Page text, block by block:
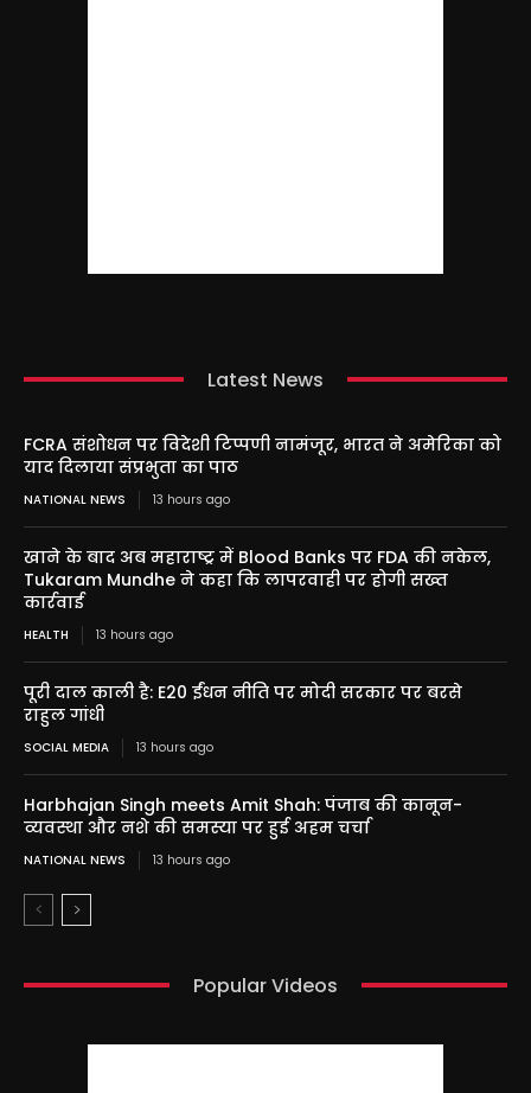
Latest News
FCRA संशोधन पर विदेशी टिप्पणी नामंजूर, भारत ने अमेरिका को
याद दिलाया संप्रभुता का पाठ
NATIONAL NEWS 13 hours ago
खाने के बाद अब महाराष्ट्र में Blood Banks पर FDA की नकेल,
Tukaram Mundhe ने कहा कि लापरवाही पर होगी सख्त
कार्रवाई
HEALTH 13 hours ago
पूरी दाल काली है: E20 ईंधन नीति पर मोदी सरकार पर बरसे
राहुल गांधी
SOCIAL MEDIA 13 hours ago
Harbhajan Singh meets Amit Shah: पंजाब की कानून-
व्यवस्था और नशे की समस्या पर हुई अहम चर्चा
NATIONAL NEWS 13 hours ago
Popular Videos